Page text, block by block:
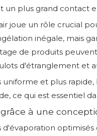
un plus grand contact
joue un rôle crucial
inégale, mais
de produits
d'étranglement et
et plus
ce qui est essentiel
à une